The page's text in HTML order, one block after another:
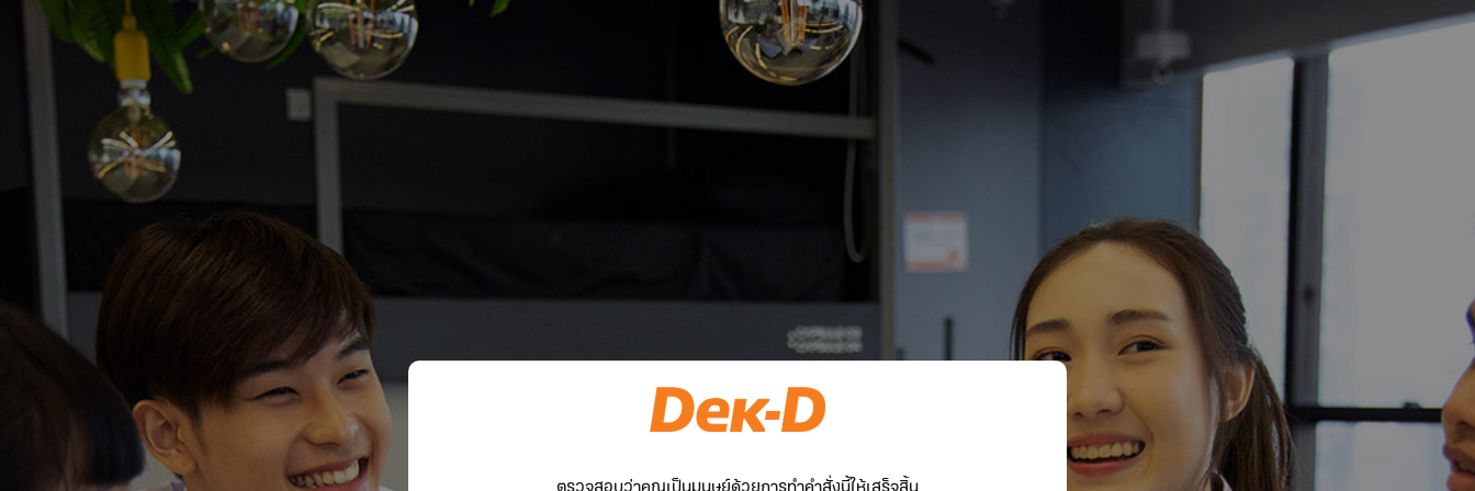
ตรวจสอบว่าคุณเป็นมนุษย์ด้วยการทำคำสั่งนี้ให้เสร็จสิ้น